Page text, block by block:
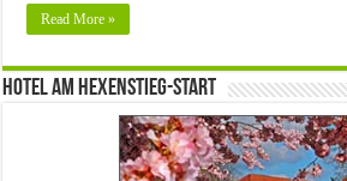
Read More »
Hotel am Hexenstieg-Start